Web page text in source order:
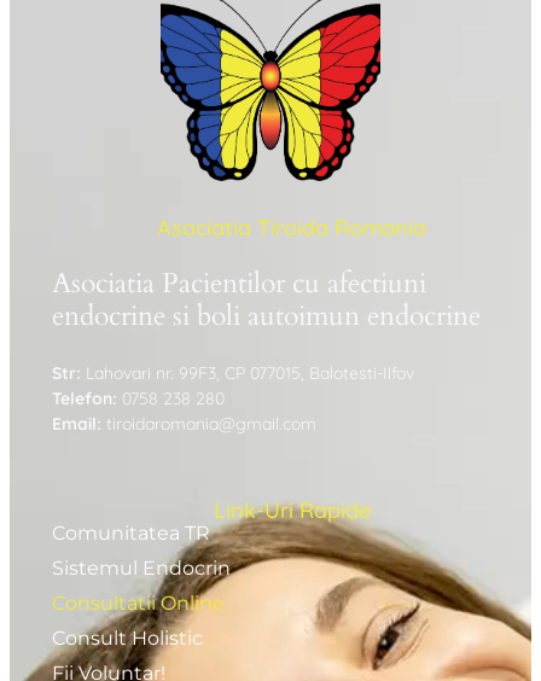
Asociatia Tiroida Romania
Asociatia Pacientilor cu afectiuni
endocrine si boli autoimun endocrine
Str: Lahovari nr. 99F3, CP 077015, Balotesti-Ilfov
Telefon: 0758 238 280
Email: tiroidaromania@gmail.com
Link-Uri Rapide
Comunitatea TR
Sistemul Endocrin
Consultatii Online
Consult Holistic
Fii Voluntar!